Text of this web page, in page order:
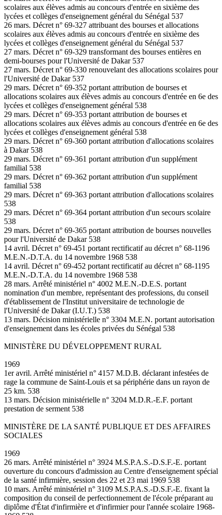
scolaires aux élèves admis au concours d'entrée en sixième des
lycées et collèges d'enseignement général du Sénégal 537
26 mars. Décret n° 69-327 attribuant des bourses et allocations
scolaires aux élèves admis au concours d'entrée en sixième des
lycées et collèges d'enseignement général du Sénégal 537
27 mars. Décret n° 69-329 transformant des bourses entières en
demi-bourses pour l'Université de Dakar 537
27 mars. Décret n° 69-330 renouvelant des allocations scolaires pour
l'Université de Dakar 537
29 mars. Décret n° 69-352 portant attribution de bourses et
allocations scolaires aux élèves admis au concours d'entrée en 6e des
lycées et collèges d'enseignement général 538
29 mars. Décret n° 69-353 portant attribution de bourses et
allocations scolaires aux élèves admis au concours d'entrée en 6e des
lycées et collèges d'enseignement général 538
29 mars. Décret n° 69-360 portant attribution d'allocations scolaires
à Dakar 538
29 mars. Décret n° 69-361 portant attribution d'un supplément
familial 538
29 mars. Décret n° 69-362 portant attribution d'un supplément
familial 538
29 mars. Décret n° 69-363 portant attribution d'allocations scolaires
538
29 mars. Décret n° 69-364 portant attribution d'un secours scolaire
538
29 mars. Décret n° 69-365 portant attribution de bourses nouvelles
pour l'Université de Dakar 538
14 avril. Décret n° 69-451 portant rectificatif au décret n° 68-1196
M.E.N.-D.T.A. du 14 novembre 1968 538
14 avril. Décret n° 69-452 portant rectificatif au décret n° 68-1195
M.E.N.-D.T.A. du 14 novembre 1968 538
28 mars. Arrêté ministériel n° 4002 M.E.N.-D.E.S. portant
nomination d'un membre, représentant des professions, du conseil
d'établissement de l'Institut universitaire de technologie de
l'Université de Dakar (I.U.T.) 538
13 mars. Décision ministérielle n° 3304 M.E.N. portant autorisation
d'enseignement dans les écoles privées du Sénégal 538
MINISTÈRE DU DÉVELOPPEMENT RURAL
1969
1er avril. Arrêté ministériel n° 4157 M.D.B. déclarant infestées de
rage la commune de Saint-Louis et sa périphérie dans un rayon de
25 km. 538
13 mars. Décision ministérielle n° 3204 M.D.R.-E.F. portant
prestation de serment 538
MINISTÈRE DE LA SANTÉ PUBLIQUE ET DES AFFAIRES
SOCIALES
1969
26 mars. Arrêté ministériel n° 3924 M.S.P.A.S.-D.S.F.-E. portant
ouverture du concours d'admission au Centre d'enseignement spécial
de la santé infirmière, session des 22 et 23 mai 1969 538
10 mars. Arrêté ministériel n° 3109 M.S.P.A.S.-D.S.F.-E. fixant la
composition du conseil de perfectionnement de l'école préparant au
diplôme d'État d'infirmière et d'infirmier pour l'année scolaire 1968-